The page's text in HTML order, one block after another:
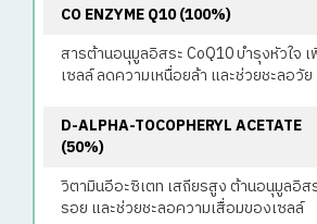
CO ENZYME Q10 (100%)
สารต้านอนุมูลอิสระ CoQ10 บำรุงหัวใจ
เซลล์ ลดความเหนื่อยล้า และช่วยชะลอวัย
D-ALPHA-TOCOPHERYL ACETATE
(50%)
วิตามินอีอะซิเตท เสถียรสูง ต้านอนุมูลอิส
รอย และช่วยชะลอความเสื่อมของเซลล์